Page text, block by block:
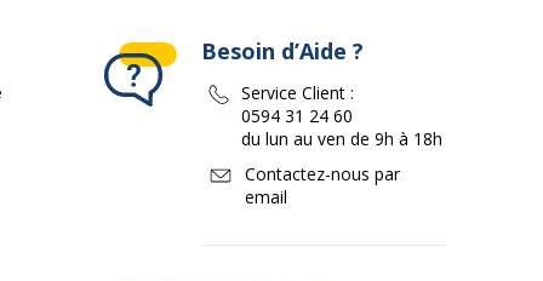
Besoin d’Aide ?
Service Client :
0594 31 24 60
du lun au ven de 9h à 18h
Contactez-nous par
email